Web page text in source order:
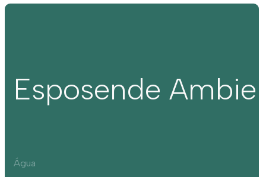
Esposende
Água